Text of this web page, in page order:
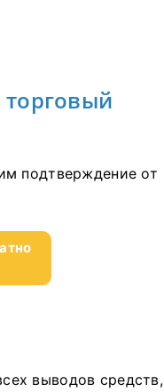
торговый
подтверждение от
выводов средств,